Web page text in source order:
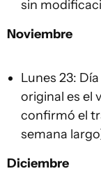
sin
Noviembre
Lunes 23:
original es el
confirmó el
semana
Diciembre